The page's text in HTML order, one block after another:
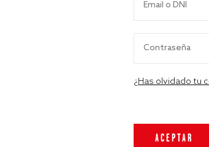
¿Has olvidado tu